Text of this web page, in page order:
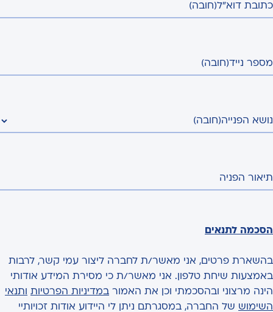
כתובת דוא"ל(חובה)
מספר נייד(חובה)
נושא הפנייה(חובה)
תיאור הפניה
הסכמה לתנאים
בהשארת פרטים, אני מאשר/ת לחברה ליצור עמי קשר, לרבות
באמצעות שיחת טלפון. אני מאשר/ת כי מסירת המידע אודותי
הינה מרצוני ובהסכמתי וכן את האמור במדיניות הפרטיות ותנאי
השימוש של החברה, במסגרתם ניתן לי היידוע אודות זכויותיי